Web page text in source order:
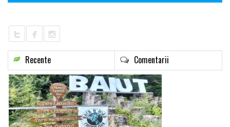
Recente Comentarii